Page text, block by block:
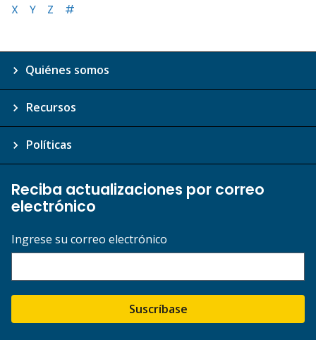
X
Y Z #
Quiénes somos
Recursos
Políticas
Reciba actualizaciones por correo
electrónico
Ingrese su correo electrónico
Suscríbase